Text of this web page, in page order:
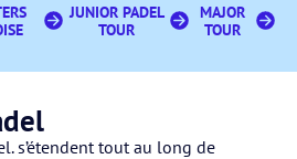
JUNIOR PADEL
TOUR
MAJOR
TOUR
s’étendent tout au long de